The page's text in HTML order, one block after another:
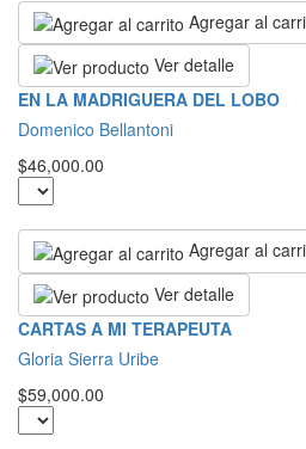
Agregar al
Ver detalle
EN LA MADRIGUERA DEL LOBO
Domenico Bellantoni
$46,000.00
Agregar al
Ver detalle
CARTAS A MI TERAPEUTA
Gloria Sierra Uribe
$59,000.00